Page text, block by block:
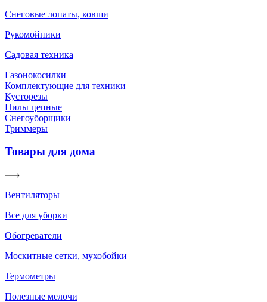
Снеговые лопаты, ковши
Рукомойники
Садовая техника
Газонокосилки
Комплектующие для техники
Кусторезы
Пилы цепные
Снегоуборщики
Триммеры
Товары для дома
Вентиляторы
Все для уборки
Обогреватели
Москитные сетки, мухобойки
Термометры
Полезные мелочи